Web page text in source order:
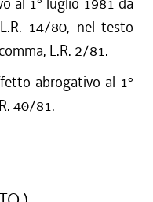
14/80, nel testo
L.R. 2/81.
abrogativo al 1°
40/81.